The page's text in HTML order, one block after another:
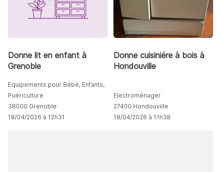
Donne lit en enfant à
Grenoble
Equipements pour Bébé, Enfants,
Puériculture
38000 Grenoble
18/04/2026 à 12h31
Donne cuisiniére à bois à
Hondouville
Electroménager
27400 Hondouville
18/04/2026 à 11h38